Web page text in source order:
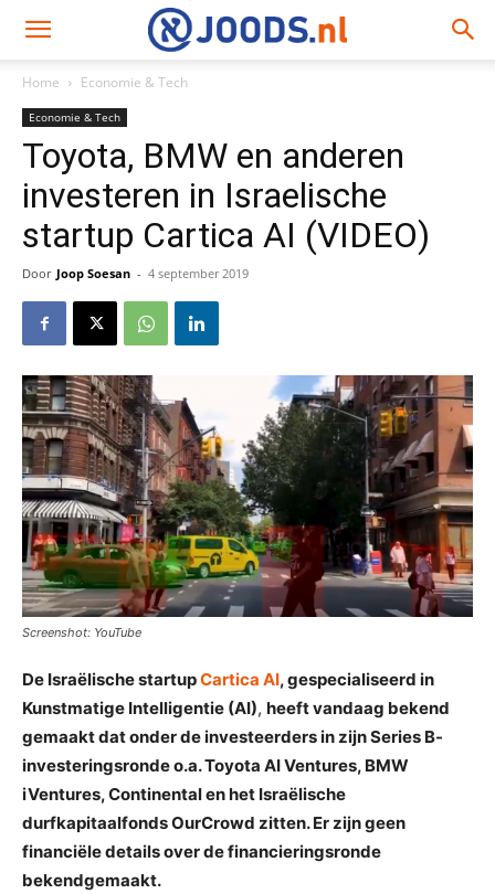
Home Economie & Tech
Economie & Tech
Toyota, BMW en anderen
investeren in Israelische
startup Cartica AI (VIDEO)
Door Joop Soesan - 4 september 2019
Screenshot: YouTube
De Israëlische startupCartica AI, gespecialiseerd in
Kunstmatige Intelligentie (AI), heeft vandaag bekend
gemaakt dat onder de investeerders in zijn Series B-
investeringsronde o.a. Toyota AI Ventures, BMW
iVentures, Continental en het Israëlische
durfkapitaalfonds OurCrowd zitten. Er zijn geen
financiële details over de financieringsronde
bekendgemaakt.